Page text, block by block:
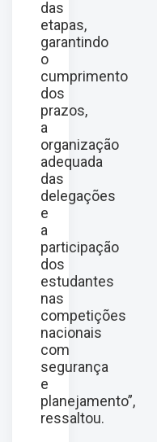
das
etapas,
garantindo
o
cumprimento
dos
prazos,
a
organização
adequada
das
delegações
e
a
participação
dos
estudantes
nas
competições
nacionais
com
segurança
e
planejamento”,
ressaltou.